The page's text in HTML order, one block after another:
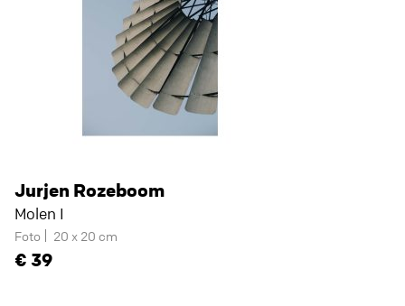
Jurjen Rozeboom
Molen I
Foto 20 x 20 cm
39